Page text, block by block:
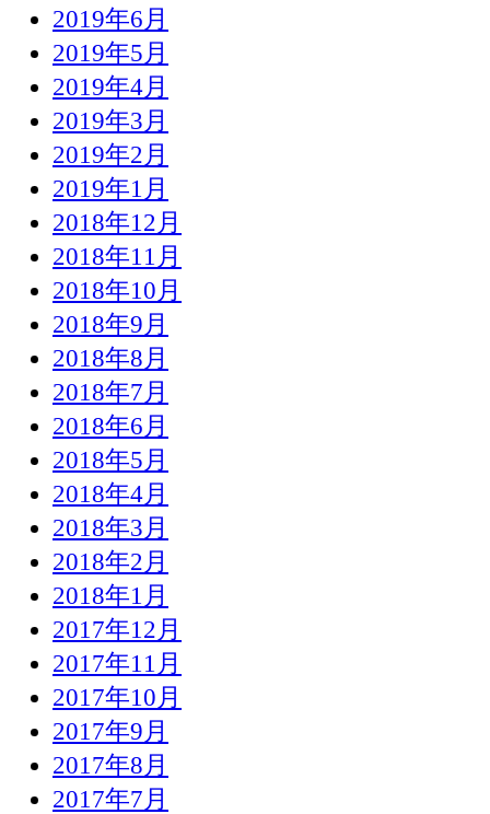
2019年6月
2019年5月
2019年4月
2019年3月
2019年2月
2019年1月
2018年12月
2018年11月
2018年10月
2018年9月
2018年8月
2018年7月
2018年6月
2018年5月
2018年4月
2018年3月
2018年2月
2018年1月
2017年12月
2017年11月
2017年10月
2017年9月
2017年8月
2017年7月